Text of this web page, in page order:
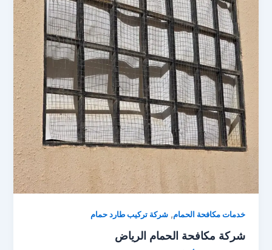
خدمات مكافحة الحمام,شركة تركيب طارد حمام
شركة مكافحة الحمام الرياض